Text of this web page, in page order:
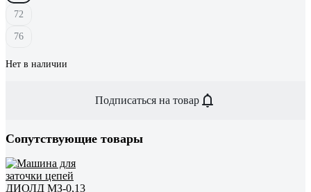
72
76
Нет в наличии
Подписаться на товар
Сопутствующие товары